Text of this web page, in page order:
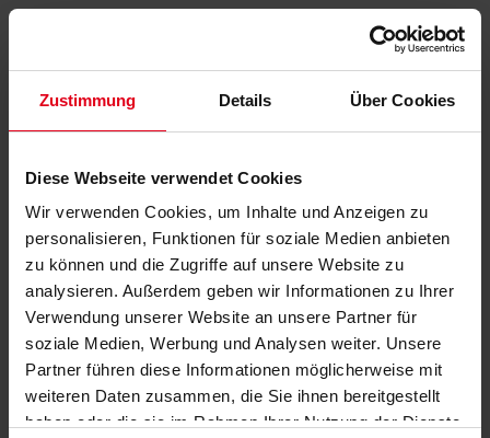
Zustimmung Details Über Cookies
Diese Webseite verwendet Cookies
Wir verwenden Cookies, um Inhalte und Anzeigen zu
personalisieren, Funktionen für soziale Medien anbieten
zu können und die Zugriffe auf unsere Website zu
analysieren. Außerdem geben wir Informationen zu Ihrer
Verwendung unserer Website an unsere Partner für
soziale Medien, Werbung und Analysen weiter. Unsere
Partner führen diese Informationen möglicherweise mit
weiteren Daten zusammen, die Sie ihnen bereitgestellt
haben oder die sie im Rahmen Ihrer Nutzung der Dienste